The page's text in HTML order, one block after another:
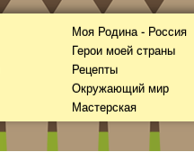
Моя Родина - Россия
Герои моей страны
Рецепты
Окружающий мир
Мастерская